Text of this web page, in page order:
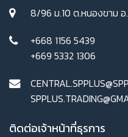
8/96 ม.10 ต.หนองขาม อ
+668 1156 5439
+669 5332 1306
ติดต่อเจ้าหน้าที่ธุรการ